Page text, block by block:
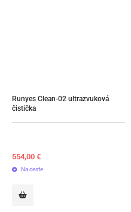
Runyes Clean-02 ultrazvuková
čistička
554,00 €
Na ceste